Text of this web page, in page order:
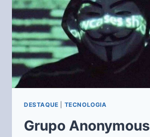
DESTAQUE TECNOLOGIA
Grupo Anonymous